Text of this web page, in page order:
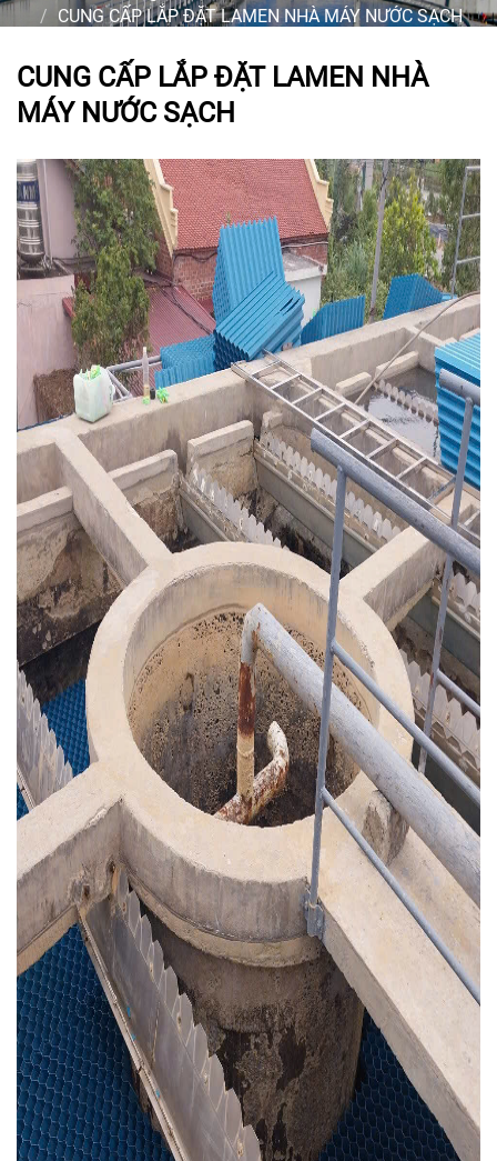
CUNG CẤP LẮP ĐẶT LAMEN NHÀ MÁY NƯỚC SẠCH
CUNG CẤP LẮP ĐẶT LAMEN NHÀ
MÁY NƯỚC SẠCH